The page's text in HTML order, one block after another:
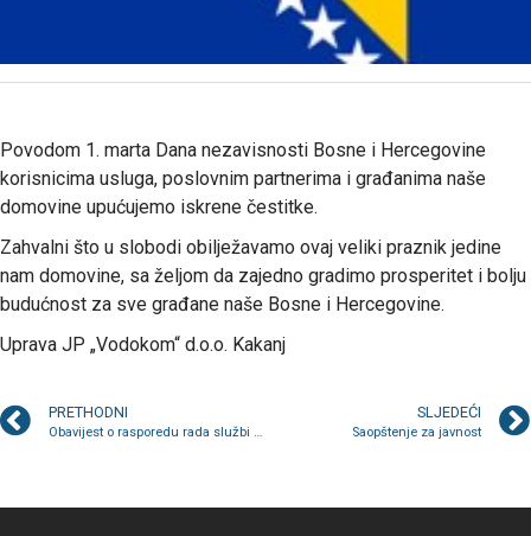
Povodom 1. marta Dana nezavisnosti Bosne i Hercegovine
korisnicima usluga, poslovnim partnerima i građanima naše
domovine upućujemo iskrene čestitke.
Zahvalni što u slobodi obilježavamo ovaj veliki praznik jedine
nam domovine, sa željom da zajedno gradimo prosperitet i bolju
budućnost za sve građane naše Bosne i Hercegovine.
Uprava JP „Vodokom“ d.o.o. Kakanj
PRETHODNI
Obavijest o rasporedu rada službi u subotu 1. marta
SLJEDEĆI
Saopštenje za javnost